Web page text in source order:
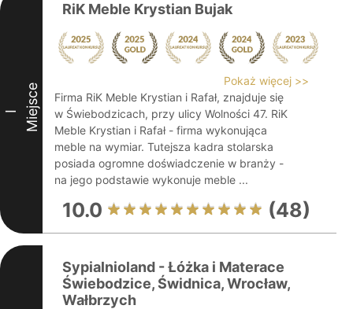
I Miejsce
RiK Meble Krystian Bujak
Pokaż więcej >>
Firma RiK Meble Krystian i Rafał, znajduje się
w Świebodzicach, przy ulicy Wolności 47. RiK
Meble Krystian i Rafał - firma wykonująca
meble na wymiar. Tutejsza kadra stolarska
posiada ogromne doświadczenie w branży -
na jego podstawie wykonuje meble ...
10.0 (48)
Sypialnioland - Łóżka i Materace
Świebodzice, Świdnica, Wrocław,
Wałbrzych